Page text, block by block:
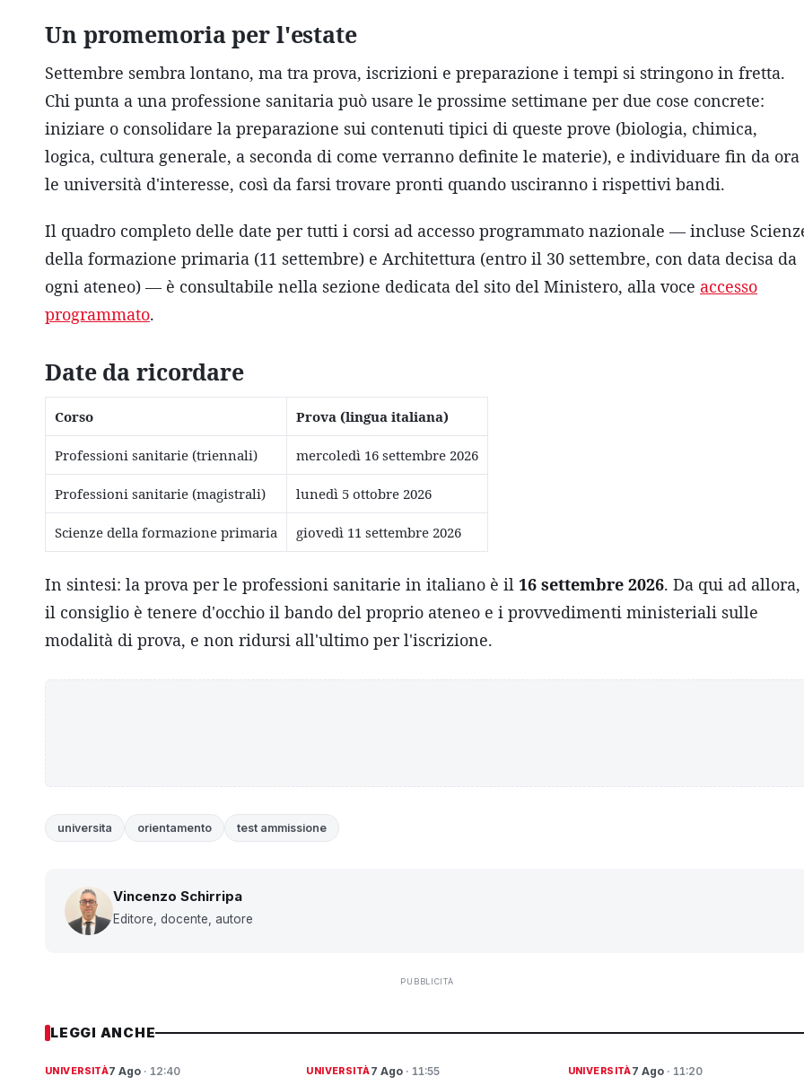
Un promemoria per l'estate
Settembre sembra lontano, ma tra prova, iscrizioni e preparazione i tempi si stringono in fretta.
Chi punta a una professione sanitaria può usare le prossime settimane per due cose concrete:
iniziare o consolidare la preparazione sui contenuti tipici di queste prove (biologia, chimica,
logica, cultura generale, a seconda di come verranno definite le materie), e individuare fin da ora
le università d'interesse, così da farsi trovare pronti quando usciranno i rispettivi bandi.
Il quadro completo delle date per tutti i corsi ad accesso programmato nazionale — incluse
della formazione primaria (11 settembre) e Architettura (entro il 30 settembre, con data decisa da
ogni ateneo) — è consultabile nella sezione dedicata del sito del Ministero, alla voce accesso
programmato.
Date da ricordare
Corso Prova (lingua italiana)
Professioni sanitarie (triennali) mercoledì 16 settembre 2026
Professioni sanitarie (magistrali) lunedì 5 ottobre 2026
Scienze della formazione primaria giovedì 11 settembre 2026
In sintesi: la prova per le professioni sanitarie in italiano è il 16 settembre 2026. Da qui ad allora,
il consiglio è tenere d'occhio il bando del proprio ateneo e i provvedimenti ministeriali sulle
modalità di prova, e non ridursi all'ultimo per l'iscrizione.
universita orientamento test ammissione
Vincenzo Schirripa
Editore, docente, autore
PUBBLICITÀ
LEGGI ANCHE
UNIVERSITÀ7 Ago · 12:40 UNIVERSITÀ7 Ago· 11:55 UNIVERSITÀ7 Ago· 11:20